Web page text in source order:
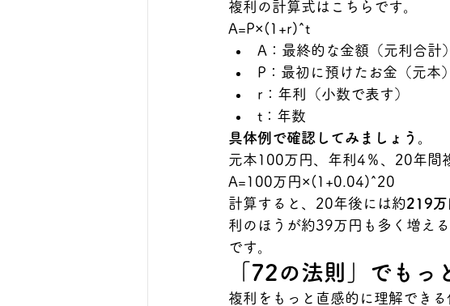
複利の計算式はこちらです。
A=P×(1+r)^t
A：最終的な金額（元利合計）
P：最初に預けたお金（元本）
r：年利（小数で表す）
t：年数
具体例で確認してみましょう。
元本100万円、年利4％、20年間
A=100万円×(1+0.04)^20
計算すると、20年後には約219万
利のほうが約39万円も多く増え
です。
「72の法則」でもっ
複利をもっと直感的に理解でき